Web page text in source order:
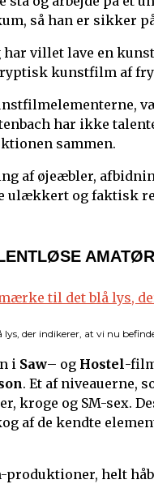
så han er sikker
har villet lave en
kunstfilm af
har ikke
sammen.
af øjeæbler,
ulækkert og faktisk
AMATØR
der indikerer, at vi nu
i Saw– og Hostel-
. Et af niveauerne,
kroge og SM-sex.
af de kendte
produktioner, helt